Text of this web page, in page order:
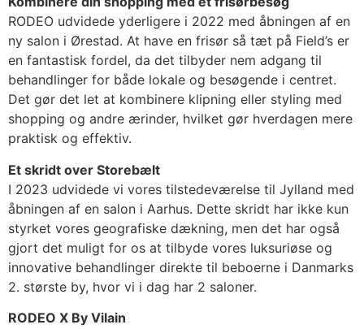
RODEO udvidede yderligere i 2022 med åbningen af en
ny salon i Ørestad. At have en frisør så tæt på Field’s er
en fantastisk fordel, da det tilbyder nem adgang til
behandlinger for både lokale og besøgende i centret.
Det gør det let at kombinere klipning eller styling med
shopping og andre ærinder, hvilket gør hverdagen mere
praktisk og effektiv.
Et skridt over Storebælt
I 2023 udvidede vi vores tilstedeværelse til Jylland med
åbningen af en salon i Aarhus. Dette skridt har ikke kun
styrket vores geografiske dækning, men det har også
gjort det muligt for os at tilbyde vores luksuriøse og
innovative behandlinger direkte til beboerne i Danmarks
2. største by, hvor vi i dag har 2 saloner.
RODEO X By Vilain